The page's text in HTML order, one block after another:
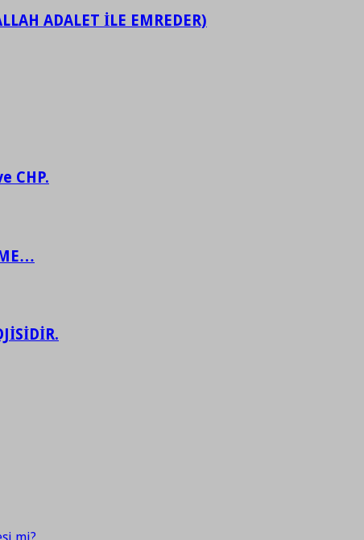
ADALET İLE EMREDER)
CHP.